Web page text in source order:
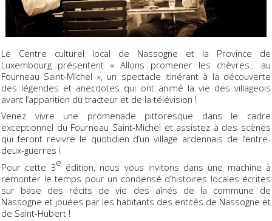
Le Centre culturel local de Nassogne et la Province de
Luxembourg présentent « Allons promener les chèvres... au
Fourneau Saint-Michel », un spectacle itinérant à la découverte
des légendes et anecdotes qui ont animé la vie des villageois
avant l’apparition du tracteur et de la télévision !
Venez vivre une promenade pittoresque dans le cadre
exceptionnel du Fourneau Saint-Michel et assistez à des scènes
qui feront revivre le quotidien d’un village ardennais de l’entre-
deux-guerres !
Pour cette 3e édition, nous vous invitons dans une machine à
remonter le temps pour un condensé d’histoires locales écrites
sur base des récits de vie des aînés de la commune de
Nassogne et jouées par les habitants des entités de Nassogne et
de Saint-Hubert !